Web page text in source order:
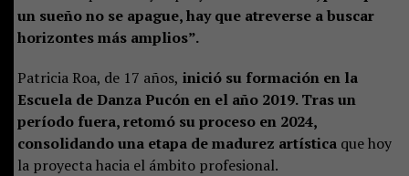
un sueño no se apague, hay que atreverse a buscar
horizontes más amplios”.
Patricia Roa, de 17 años, inició su formación en la
Escuela de Danza Pucón en el año 2019. Tras un
período fuera, retomó su proceso en 2024,
consolidando una etapa de madurez artísticaque hoy
la proyecta hacia el ámbito profesional.